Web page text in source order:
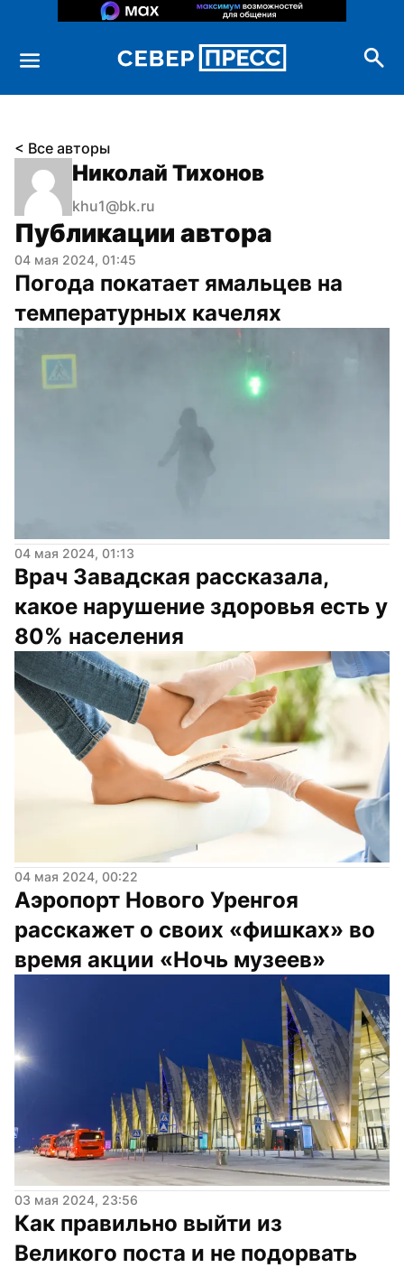
< Все авторы
Николай Тихонов
khu1@bk.ru
Публикации автора
04 мая 2024, 01:45
Погода покатает ямальцев на
температурных качелях
04 мая 2024, 01:13
Врач Завадская рассказала,
какое нарушение здоровья есть у
80% населения
04 мая 2024, 00:22
Аэропорт Нового Уренгоя
расскажет о своих «фишках» во
время акции «Ночь музеев»
03 мая 2024, 23:56
Как правильно выйти из
Великого поста и не подорвать